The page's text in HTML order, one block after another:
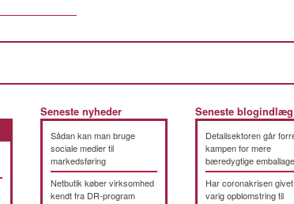
Seneste nyheder
Sådan kan man bruge
sociale medier til
markedsføring
Netbutik køber virksomhed
kendt fra DR-program
Seneste blogindlæg
Detailsektoren går
kampen for mere
bæredygtige
Har coronakrisen givet
varig opblomstring til